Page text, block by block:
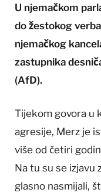
U njemačkom
do žestokog
njemačkog
zastupnika
(AfD).
Tijekom govora u
agresije, Merz je
više od četiri
Na tu su se izjavu
glasno nasmijali,